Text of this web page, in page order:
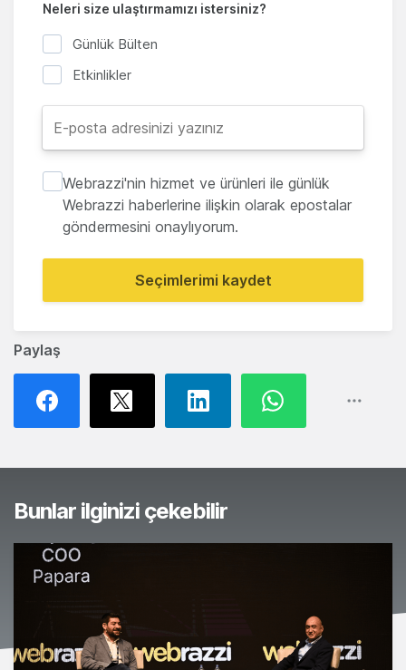
Paylaş
Neleri size ulaştırmamızı istersiniz?
Günlük Bülten
Etkinlikler
Webrazzi'nin hizmet ve ürünleri ile günlük
Webrazzi haberlerine ilişkin olarak epostalar
göndermesini onaylıyorum.
Seçimlerimi kaydet
Bunlar ilginizi çekebilir